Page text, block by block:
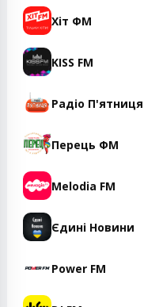
Хіт ФМ
KISS FM
Радіо П'ятниця
Перець ФМ
Melodia FM
Єдині Новини
Power FM